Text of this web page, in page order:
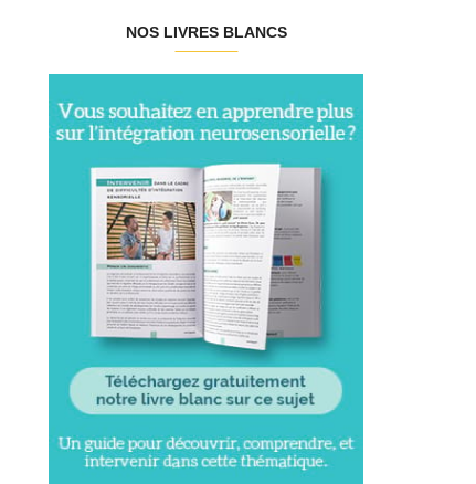
NOS LIVRES BLANCS